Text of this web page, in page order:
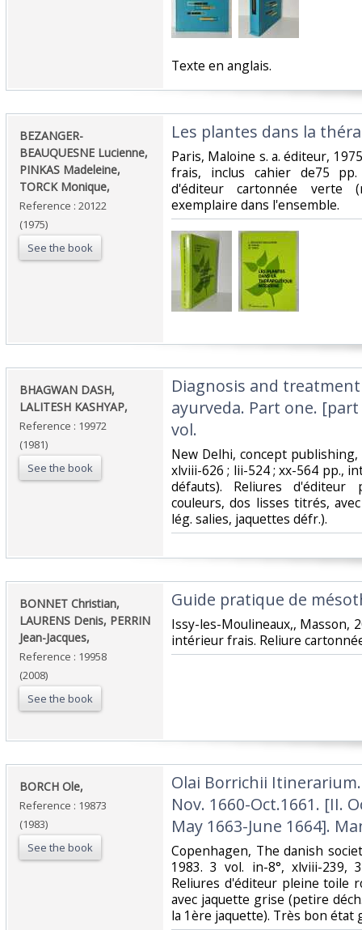
‎Texte en anglais. ‎
‎BEZANGER-
BEAUQUESNE Lucienne,
PINKAS Madeleine,
TORCK Monique,‎
Reference : 20122
(1975)
See the book
‎Les plantes dans la
‎Paris, Maloine s. a. éditeur,
frais, inclus cahier de75 pp.
d'éditeur cartonnée verte
exemplaire dans l'ensemble.‎
‎BHAGWAN DASH,
LALITESH KASHYAP,‎
Reference : 19972
(1981)
See the book
‎Diagnosis and
ayurveda. Part one.
vol.‎
‎New Delhi, concept publishing,
xlviii-626 ; lii-524 ; xx-564 pp.,
défauts). Reliures
couleurs, dos lisses titrés,
lég. salies, jaquettes défr.).‎
‎BONNET Christian,
LAURENS Denis, PERRIN
Jean-Jacques,‎
Reference : 19958
(2008)
See the book
‎Guide pratique de
‎Issy-les-Moulineaux,, Masson,
intérieur frais. Reliure
‎BORCH Ole,‎
Reference : 19873
(1983)
See the book
‎Olai Borrichii
Nov. 1660-Oct.1661. [II.
May 1663-June 1664].
‎Copenhagen, The danish
1983. 3 vol. in-8°, xlviii-239,
Reliures d'éditeur pleine toile
avec jaquette grise (petire
la 1ère jaquette). Très bon état